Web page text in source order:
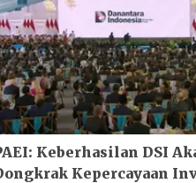
Keberhasilan DSI
Kepercayaan